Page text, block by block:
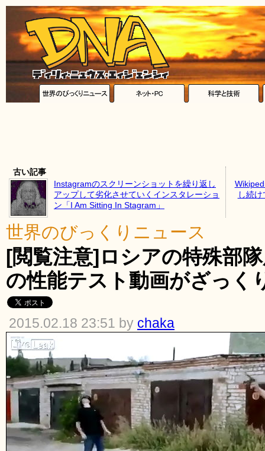
古い記事
Instagramのスクリーンショットを繰り返し
アップして劣化させていくインスタレーショ
ン「I Am Sitting In Stagram」
し続
世界のびっくりニュース
[閲覧注意]ロシアの特殊部
の性能テスト動画がざっく
2015.02.18 23:51 by chaka